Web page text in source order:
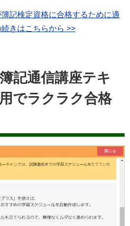
記検定資格に合格するために適
きはこちらから >>
記通信講座テキ
でラクラク合格